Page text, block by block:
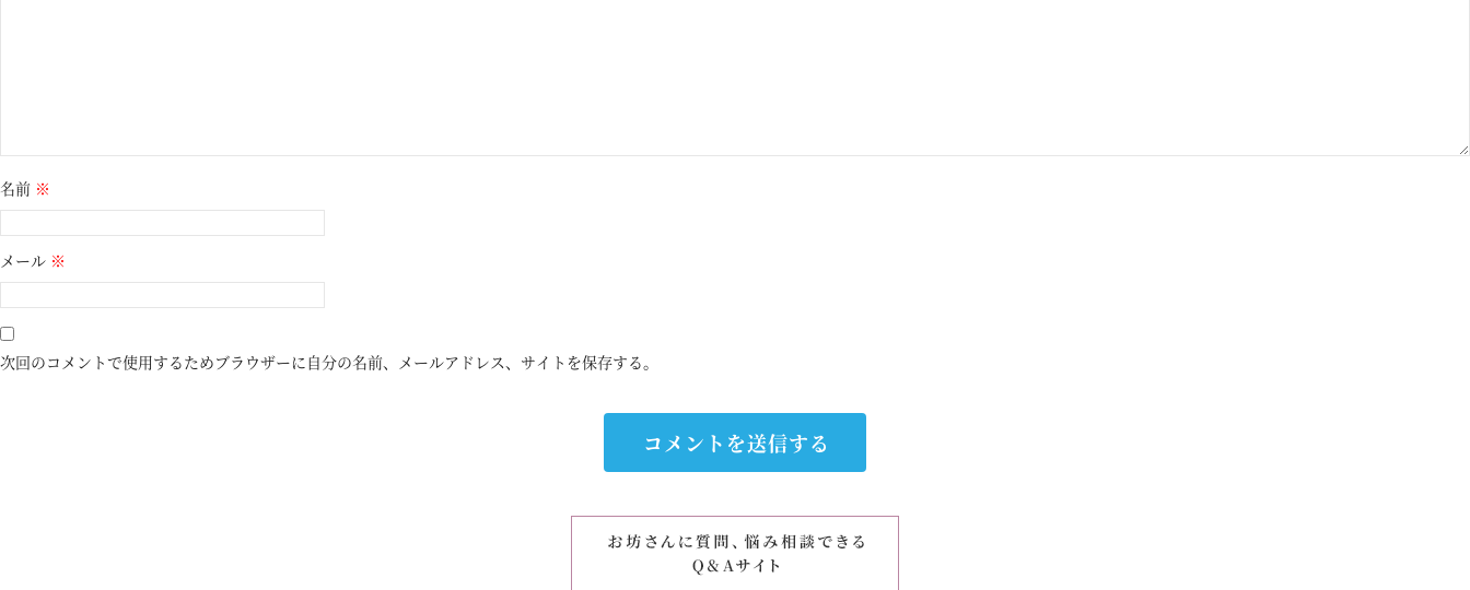
名前 ※
メール ※
次回のコメントで使用するためブラウザーに自分の名前、メールアドレス、サイトを保存する。